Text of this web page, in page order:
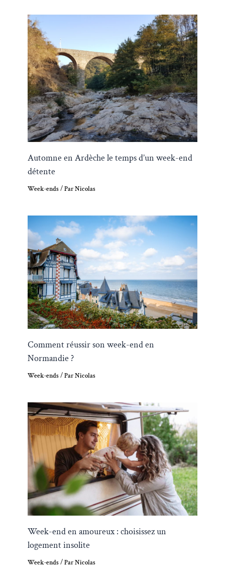
Automne en Ardèche le temps d’un week-end
détente
Week-ends/ ParNicolas
Comment réussir son week-end en
Normandie ?
Week-ends/ ParNicolas
Week-end en amoureux : choisissez un
logement insolite
Week-ends/ ParNicolas